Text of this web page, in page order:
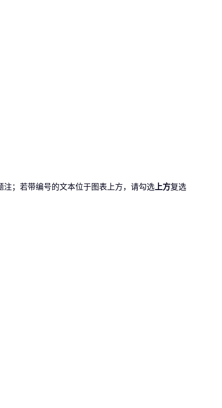
；若带编号的文本位于图表上方，请勾选上方复选